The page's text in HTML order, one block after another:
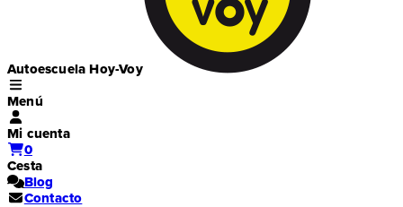
Autoescuela Hoy-Voy
Menú
Mi cuenta
0
Cesta
Blog
Contacto